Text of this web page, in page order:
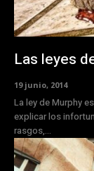
Las leyes
19 junio, 2014
La ley de Murphy
explicar los
rasgos,...